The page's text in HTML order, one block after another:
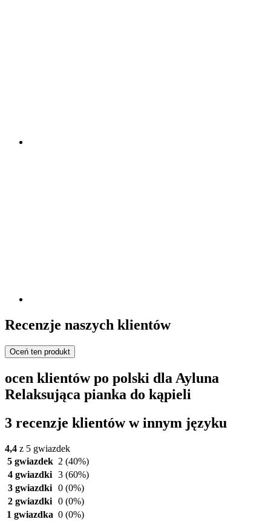
Recenzje naszych klientów
Oceń ten produkt
ocen klientów po polski dla Ayluna
Relaksująca pianka do kąpieli
3 recenzje klientów w innym języku
4,4 z 5 gwiazdek
5 gwiazdek 2 (40%)
4 gwiazdki 3 (60%)
3 gwiazdki 0 (0%)
2 gwiazdki 0 (0%)
1 gwiazdka 0 (0%)